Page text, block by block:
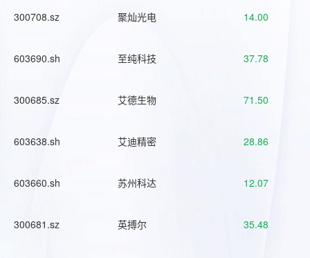
300708.sz 聚灿光电 14.00
603690.sh 至纯科技 37.78
300685.sz 艾德生物 71.50
603638.sh 艾迪精密 28.86
603660.sh 苏州科达 12.07
300681.sz 英搏尔 35.48